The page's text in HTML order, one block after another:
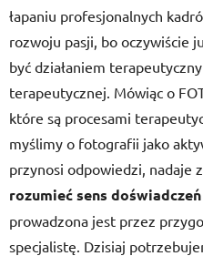
łapaniu profesjonalnych
rozwoju pasji, bo oczywiście
być działaniem
terapeutycznej. Mówiąc o
które są procesami
myślimy o fotografii jako
przynosi odpowiedzi, nadaje
rozumieć sens doświadczeń
prowadzona jest przez
specjalistę. Dzisiaj